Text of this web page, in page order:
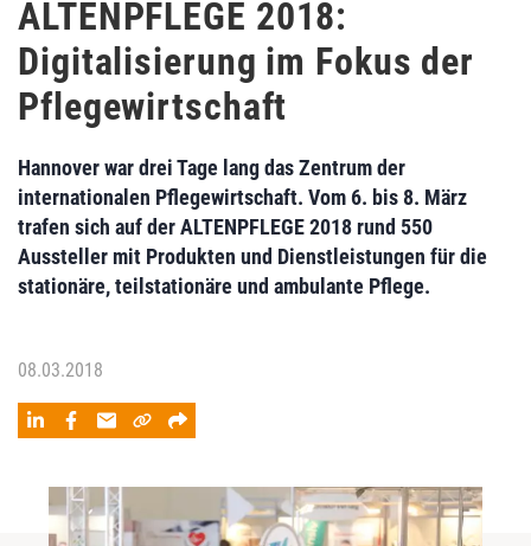
ALTENPFLEGE 2018:
Digitalisierung im Fokus der
Pflegewirtschaft
Hannover war drei Tage lang das Zentrum der
internationalen Pflegewirtschaft. Vom 6. bis 8. März
trafen sich auf der ALTENPFLEGE 2018 rund 550
Aussteller mit Produkten und Dienstleistungen für die
stationäre, teilstationäre und ambulante Pflege.
08.03.2018